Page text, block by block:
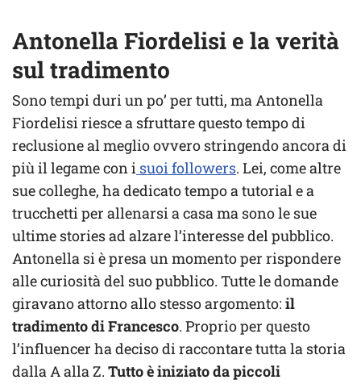
Antonella Fiordelisi e la verità
sul tradimento
Sono tempi duri un po’ per tutti, ma Antonella
Fiordelisi riesce a sfruttare questo tempo di
reclusione al meglio ovvero stringendo ancora di
più il legame con i suoi followers. Lei, come altre
sue colleghe, ha dedicato tempo a tutorial e a
trucchetti per allenarsi a casa ma sono le sue
ultime stories ad alzare l’interesse del pubblico.
Antonella si è presa un momento per rispondere
alle curiosità del suo pubblico. Tutte le domande
giravano attorno allo stesso argomento: il
tradimento di Francesco. Proprio per questo
l’influencer ha deciso di raccontare tutta la storia
dalla A alla Z. Tutto è iniziato da piccoli